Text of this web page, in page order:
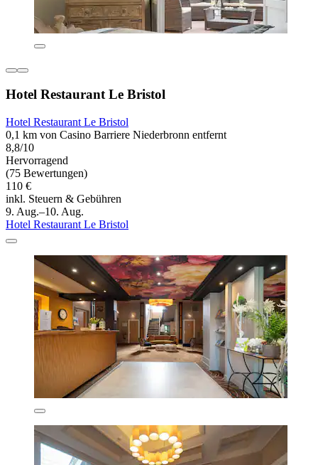
Hotel Restaurant Le Bristol
Hotel Restaurant Le Bristol
0,1 km von Casino Barriere Niederbronn entfernt
8,8/10
Hervorragend
(75 Bewertungen)
110 €
inkl. Steuern & Gebühren
9. Aug.–10. Aug.
Hotel Restaurant Le Bristol